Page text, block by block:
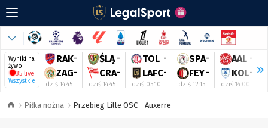
Wyniki na
żywo
35 live
Wszystkie
RAK-
ZAG-
dziś 14:45
ŚLĄ -
CRA-
dziś 14:45
TOL -
LAFC-
dziś 05:10
SPA-
FEY-
dziś 12:15
AAL -
KOL-
dziś 14:00
Piłka nożna Przebieg Lille OSC - Auxerre